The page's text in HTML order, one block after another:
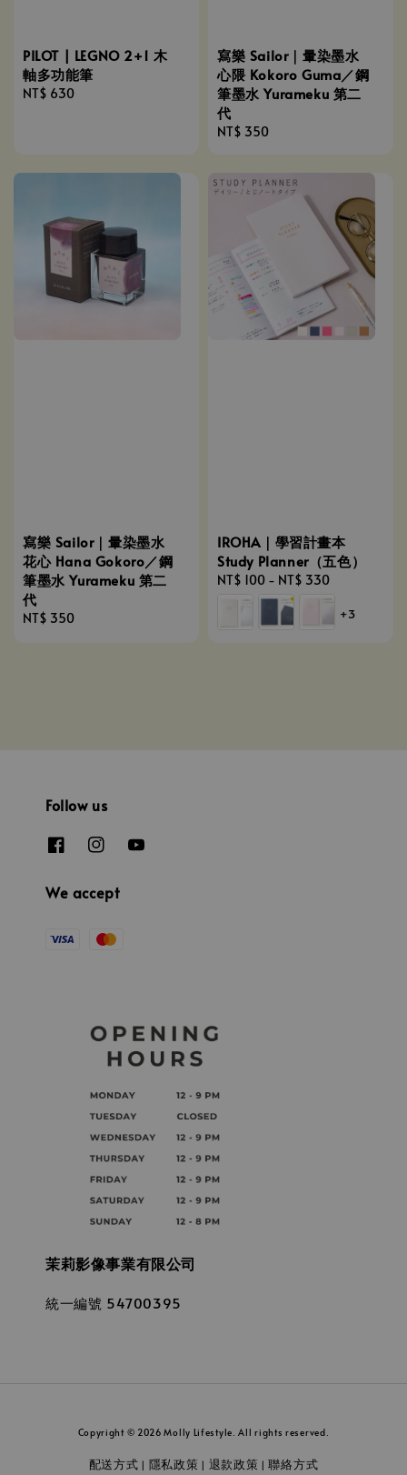
PILOT | LEGNO 2+1 木
軸多功能筆
Regular
NT$ 630
寫樂 Sailor｜暈染墨水
心隈 Kokoro Guma／鋼
筆墨水 Yurameku 第二
代
Regular
NT$ 350
寫樂 Sailor｜暈染墨水
花心 Hana Gokoro／鋼
筆墨水 Yurameku 第二
代
Regular
NT$ 350
IROHA｜學習計畫本
Study Planner（五色）
Regular
NT$ 100 - NT$ 330
+3
Follow us
We accept
茉莉影像事業有限公司
統一編號 54700395
Copyright © 2026 Molly Lifestyle. All rights reserved.
配送方式 | 隱私政策 | 退款政策 |聯絡方式